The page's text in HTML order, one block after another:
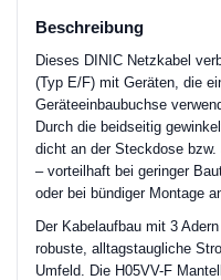
Beschreibung
Dieses DINIC Netzkabel
(Typ E/F) mit Geräten, die
Geräteeinbaubuchse
Durch die beidseitig
dicht an der Steckdose
– vorteilhaft bei geringer
oder bei bündiger Montage
Der Kabelaufbau mit 3
robuste, alltagstaugliche
Umfeld. Die H05VV-F